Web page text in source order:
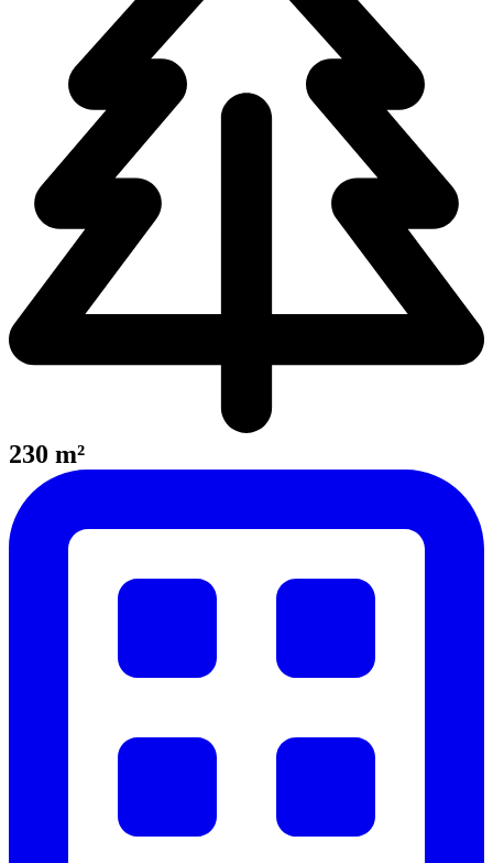
230 m²